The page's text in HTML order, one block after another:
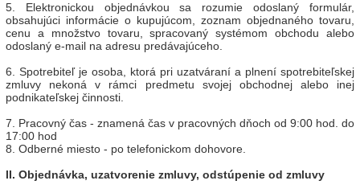
5. Elektronickou objednávkou sa rozumie odoslaný formulár,
obsahujúci informácie o kupujúcom, zoznam objednaného tovaru,
cenu a množstvo tovaru, spracovaný systémom obchodu alebo
odoslaný e-mail na adresu predávajúceho.
6. Spotrebiteľ je osoba, ktorá pri uzatváraní a plnení spotrebiteľskej
zmluvy nekoná v rámci predmetu svojej obchodnej alebo inej
podnikateľskej činnosti.
7. Pracovný čas - znamená čas v pracovných dňoch od 9:00 hod. do
17:00 hod
8. Odberné miesto - po telefonickom dohovore.
II. Objednávka, uzatvorenie zmluvy, odstúpenie od zmluvy